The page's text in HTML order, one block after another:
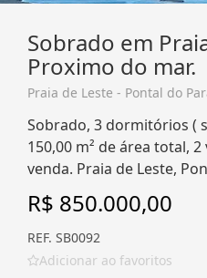
Sobrado em
Proximo do mar.
Praia de Leste - Pontal do
Sobrado, 3 dormitórios (
150,00 m² de área total,
venda. Praia de Leste,
R$ 850.000,00
REF. SB0092
Adicionar ao favoritos